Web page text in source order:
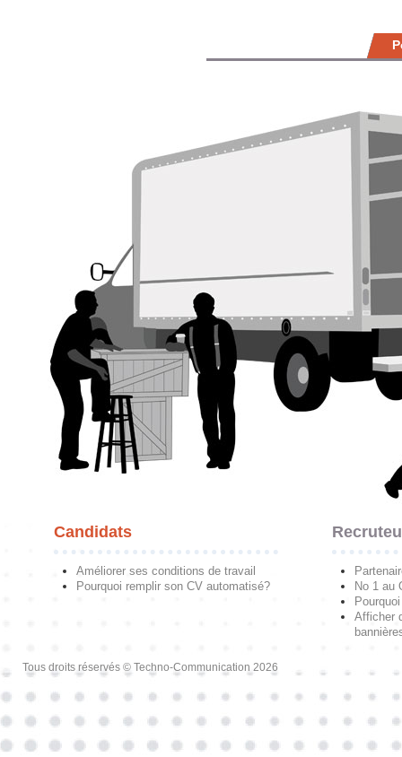
Candidats
Améliorer ses conditions de travail
Pourquoi remplir son CV automatisé?
No 1 au
Afficher
Tous droits réservés © Techno-Communication 2026